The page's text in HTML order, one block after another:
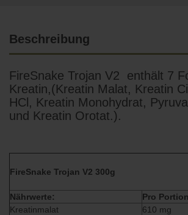
Beschreibung
FireSnake Trojan V2 enthält 7
Kreatin,(Kreatin Malat, Kreatin
HCl, Kreatin Monohydrat,
und Kreatin Orotat.).
FireSnake Trojan V2 300g
Nährwerte: Pro
Kreatinmalat
610 mg